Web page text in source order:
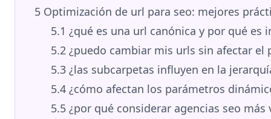
5 Optimización de url para seo: mejores
5.1 ¿qué es una url canónica y por qué es
5.2 ¿puedo cambiar mis urls sin afectar el
5.3 ¿las subcarpetas influyen en la
5.4 ¿cómo afectan los parámetros
5.5 ¿por qué considerar agencias seo más